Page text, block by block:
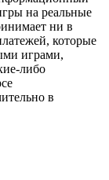
на реальные
ни в
которые
играми,
либо
в